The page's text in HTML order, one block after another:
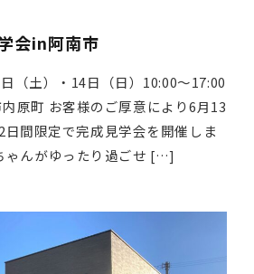
会in阿南市
（土）・14日（日）10:00〜17:00
原町 お客様のご厚意により6月13
間限定で完成見学会を開催しま
ゃんがゆったり過ごせ […]